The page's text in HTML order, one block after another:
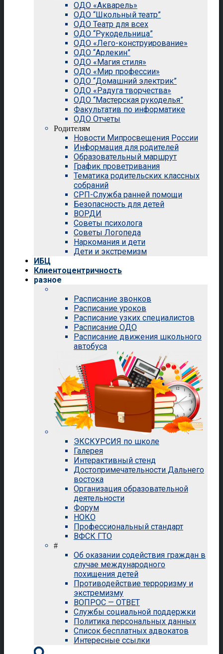
ОДО «Акварель»
ОДО “Школьный театр”
ОДО Театр для всех
ОДО “Рукодельница”
ОДО «Лего-конструирование»
ОДО “Арлекин”
ОДО «Магия стиля»
ОДО «Мир профессии»
ОДО “Домашний электрик”
ОДО «Радуга творчества»
ОДО “Мастерская рукоделья”
Факультатив по информатике
ОДО Отчеты
Родителям
Новости Мипросвещения России
Информация для родителей
Образовательный маршрут
График проветривания
Тематика родительских классных
собраний
СРП-Служба ранней помощи
Безопасность для детей
ВОРДИ
Советы психолога
Советы Логопеда
Наркомания и дети
Дети и экстремизм
ИБЦ
Клиентоцентричность
разное
Расписание звонков
Расписание уроков
Расписание узких специалистов
Расписание ОДО
Расписание движения школьного
автобуса
ЭКСКУРСИЯ по школе
Галерея
Интерактивный стенд
Достопримечательности Дальнего
востока
Организация образовательной
деятельности
Форум
НОКО
Профессиональный стандарт
ВФСК ГТО
#
Об оказании содействия граждан в
случае международного
похищения детей
Противодействие терроризму и
экстремизму
ВОПРОС — ОТВЕТ
Службы социальной поддержки
Политика персональных данных
Список бесплатных адвокатов
Интересные ссылки